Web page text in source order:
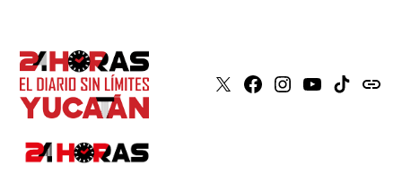
X Faceboook
Instagram
YoutubeTiktokissuu